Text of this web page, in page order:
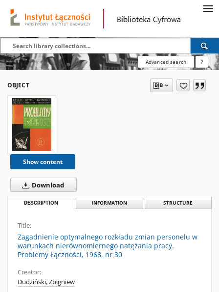
Advanced search ?
OBJECT
Show content
Download
DESCRIPTION INFORMATION STRUCTURE
Title:
Zagadnienie optymalnego rozkładu zmian personelu w
warunkach nierównomiernego natężania pracy.
Problemy Łączności, 1968, nr 30
Creator:
Dudziński, Zbigniew